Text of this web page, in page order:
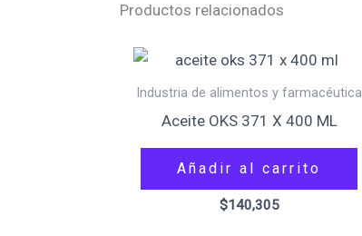
Productos relacionados
Industria de alimentos y farmacéutica
Aceite OKS 371 X 400 ML
Añadir al carrito
$140,305